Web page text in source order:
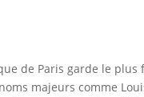
de Paris garde le
majeurs comme